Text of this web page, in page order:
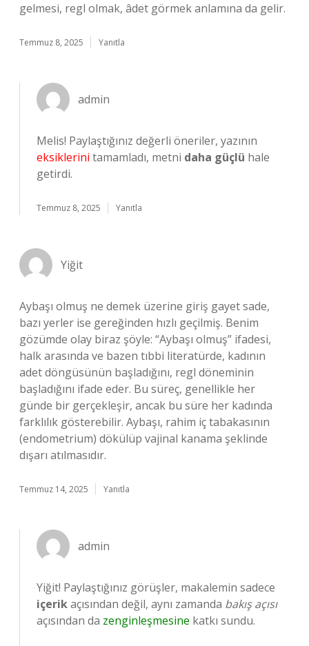
gelmesi, regl olmak, âdet görmek anlamına da gelir.
Temmuz 8, 2025 Yanıtla
admin
Melis! Paylaştığınız değerli öneriler, yazının
eksiklerini tamamladı, metni daha güçlü hale
getirdi.
Temmuz 8, 2025 Yanıtla
Yiğit
Aybaşı olmuş ne demek üzerine giriş gayet sade,
bazı yerler ise gereğinden hızlı geçilmiş. Benim
gözümde olay biraz şöyle: “Aybaşı olmuş” ifadesi,
halk arasında ve bazen tıbbi literatürde, kadının
adet döngüsünün başladığını, regl döneminin
başladığını ifade eder. Bu süreç, genellikle her
günde bir gerçekleşir, ancak bu süre her kadında
farklılık gösterebilir. Aybaşı, rahim iç tabakasının
(endometrium) dökülüp vajinal kanama şeklinde
dışarı atılmasıdır.
Temmuz 14, 2025 Yanıtla
admin
Yiğit! Paylaştığınız görüşler, makalemin sadece
içerikaçısından değil, aynı zamanda bakış açısı
açısından da zenginleşmesine katkı sundu.